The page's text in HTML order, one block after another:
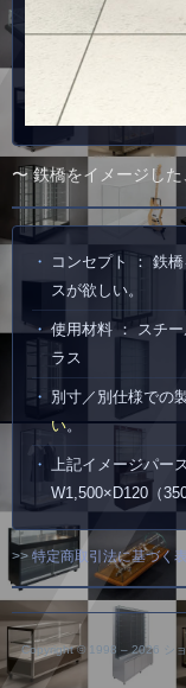
〜 鉄橋をイメージし
コンセプト ： 鉄
スが欲しい。
使用材料 ： スチ
ラス
別寸／別仕様での
い。
上記イメージパー
W1,500×D120（
>> 特定商取引法に基づく
Copyright © 1998 – 2026 シ